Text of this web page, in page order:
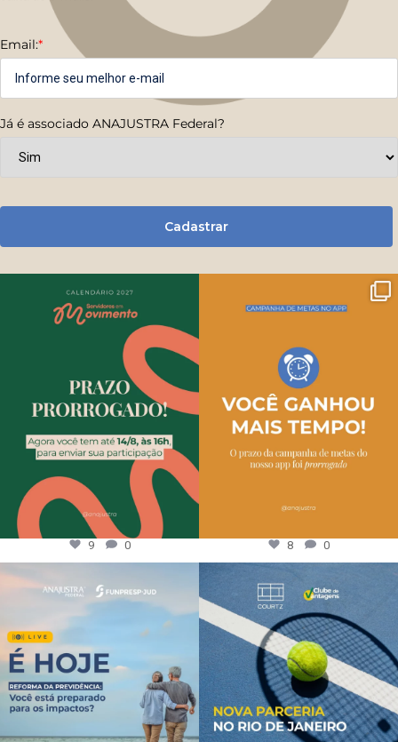
Email:*
Já é associado ANAJUSTRA Federal?
Cadastrar
9 0 8 0